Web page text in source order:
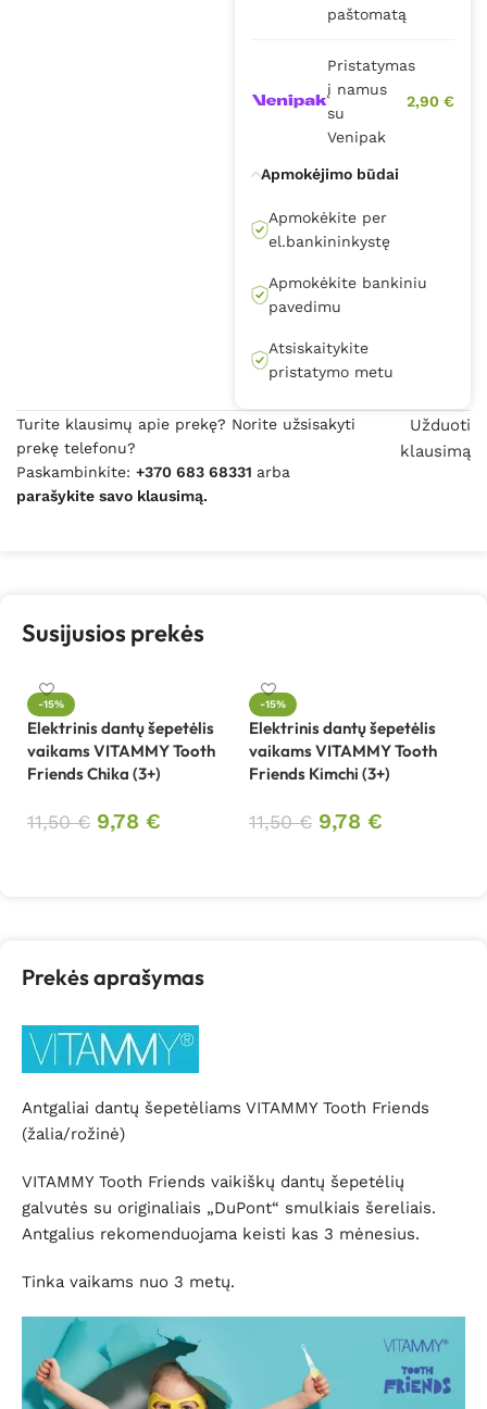
paštomatą
Pristatymas
į namus
su
Venipak
2,90 €
Apmokėjimo būdai
Apmokėkite per
el.bankininkystę
Apmokėkite bankiniu
pavedimu
Atsiskaitykite
pristatymo metu
Turite klausimų apie prekę? Norite užsisakyti
prekę telefonu?
Paskambinkite: +370 683 68331 arba
parašykite savo klausimą.
Užduoti
klausimą
Susijusios prekės
-15%
Elektrinis dantų šepetėlis
vaikams VITAMMY Tooth
Friends Chika (3+)
11,50€ 9,78 €
-15%
Elektrinis dantų šepetėlis
vaikams VITAMMY Tooth
Friends Kimchi (3+)
11,50€ 9,78 €
Prekės aprašymas
Antgaliai dantų šepetėliams VITAMMY Tooth Friends
(žalia/rožinė)
VITAMMY Tooth Friends vaikiškų dantų šepetėlių
galvutės su originaliais „DuPont“ smulkiais šereliais.
Antgalius rekomenduojama keisti kas 3 mėnesius.
Tinka vaikams nuo 3 metų.